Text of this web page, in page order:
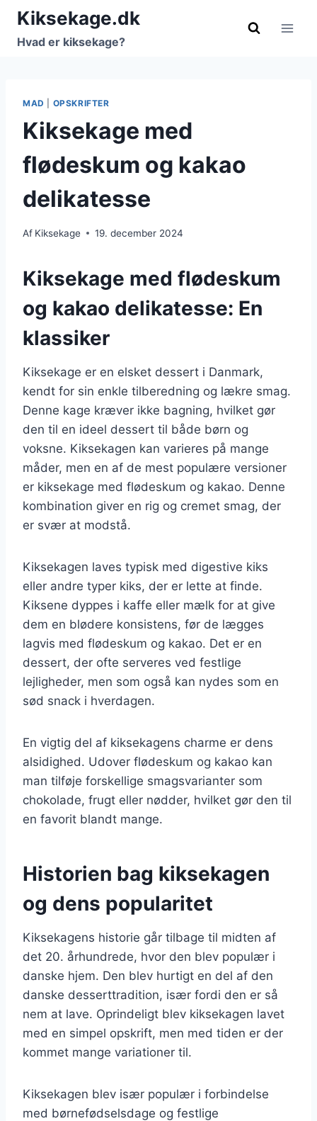
Fortsæt
indhold
Kiksekage.dk
Hvad er kiksekage?
MAD OPSKRIFTER
Kiksekage med
flødeskum og kakao
delikatesse
Af Kiksekage 19. december 2024
Kiksekage med flødeskum
og kakao delikatesse: En
klassiker
Kiksekage er en elsket dessert i Danmark,
kendt for sin enkle tilberedning og lækre smag.
Denne kage kræver ikke bagning, hvilket gør
den til en ideel dessert til både børn og
voksne. Kiksekagen kan varieres på mange
måder, men en af de mest populære versioner
er kiksekage med flødeskum og kakao. Denne
kombination giver en rig og cremet smag, der
er svær at modstå.
Kiksekagen laves typisk med digestive kiks
eller andre typer kiks, der er lette at finde.
Kiksene dyppes i kaffe eller mælk for at give
dem en blødere konsistens, før de lægges
lagvis med flødeskum og kakao. Det er en
dessert, der ofte serveres ved festlige
lejligheder, men som også kan nydes som en
sød snack i hverdagen.
En vigtig del af kiksekagens charme er dens
alsidighed. Udover flødeskum og kakao kan
man tilføje forskellige smagsvarianter som
chokolade, frugt eller nødder, hvilket gør den til
en favorit blandt mange.
Historien bag kiksekagen
og dens popularitet
Kiksekagens historie går tilbage til midten af
det 20. århundrede, hvor den blev populær i
danske hjem. Den blev hurtigt en del af den
danske desserttradition, især fordi den er så
nem at lave. Oprindeligt blev kiksekagen lavet
med en simpel opskrift, men med tiden er der
kommet mange variationer til.
Kiksekagen blev især populær i forbindelse
med børnefødselsdage og festlige